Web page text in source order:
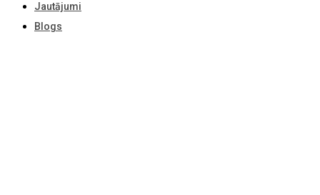
Jautājumi
Blogs